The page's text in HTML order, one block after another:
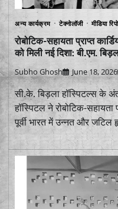
अन्य कार्यक्रम टेक्नोलॉजी मीडिया
रोबोटिक-सहायता प्राप्त
को मिली नई दिशा: बी.एम.
Subho Ghosh June 18, 2026
सी.के. बिड़ला हॉस्पिटल्स के
हॉस्पिटल ने रोबोटिक-
पूर्वी भारत में उन्नत और